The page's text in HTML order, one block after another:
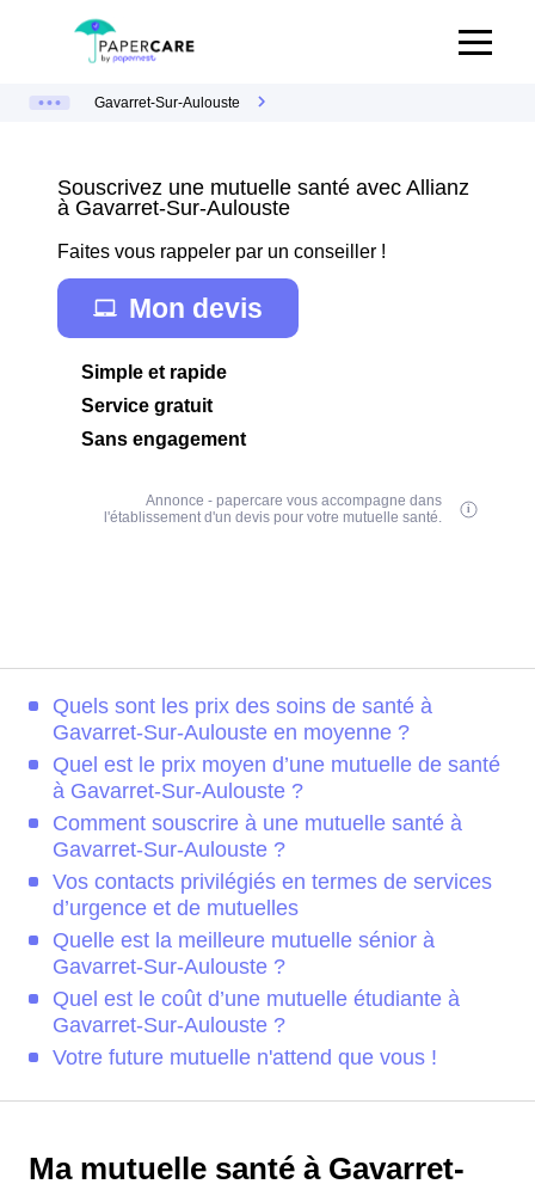
Gavarret-Sur-Aulouste
Souscrivez une mutuelle santé avec Allianz
à Gavarret-Sur-Aulouste
Faites vous rappeler par un conseiller !
Mon devis
Simple et rapide
Service gratuit
Sans engagement
Annonce - papercare vous accompagne dans
l'établissement d'un devis pour votre mutuelle santé.
Quels sont les prix des soins de santé à
Gavarret-Sur-Aulouste en moyenne ?
Quel est le prix moyen d’une mutuelle de santé
à Gavarret-Sur-Aulouste ?
Comment souscrire à une mutuelle santé à
Gavarret-Sur-Aulouste ?
Vos contacts privilégiés en termes de services
d’urgence et de mutuelles
Quelle est la meilleure mutuelle sénior à
Gavarret-Sur-Aulouste ?
Quel est le coût d’une mutuelle étudiante à
Gavarret-Sur-Aulouste ?
Votre future mutuelle n'attend que vous !
Ma mutuelle santé à Gavarret-